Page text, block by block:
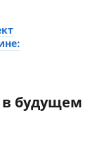
в будущем